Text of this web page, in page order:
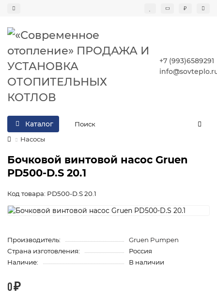
₽
+7 (993)6589291
Каталог
Насосы
Бочковой винтовой насос Gruen
PD500-D.S 20.1
Код товара: PD500-D.S 20.1
Производитель:
Gruen Pumpen
Страна изготовления:
Россия
Наличие:
В наличии
0 ₽